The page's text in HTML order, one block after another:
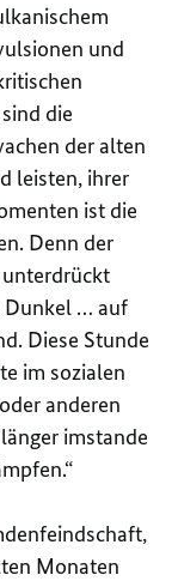
und
die
der alten
leisten, ihrer
ist die
Denn der
Dunkel … auf
Diese Stunde
im sozialen
anderen
imstande
Monaten